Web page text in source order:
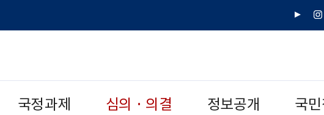
유
인
국정과제 심의 · 의결 정보공개 국